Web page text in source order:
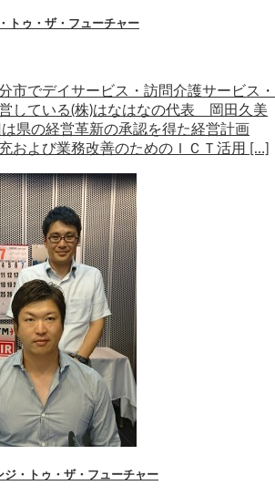
トゥ・ザ・フューチャー
市でデイサービス・訪問介護サービス・
している(株)はなはなの代表 岡田久美
県の経営革新の承認を得た経営計画
および業務改善のためのＩＣＴ活用 […]
ジ・トゥ・ザ・フューチャー